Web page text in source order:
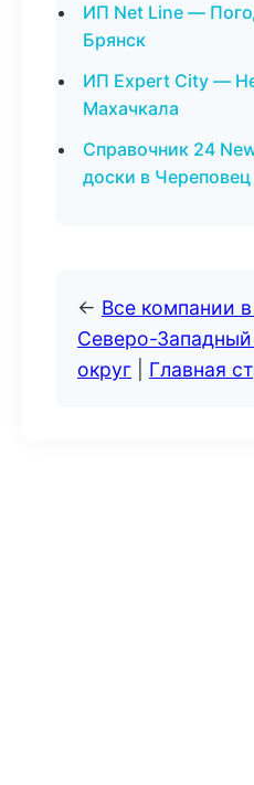
ИП Net Line —
Брянск
ИП Expert City —
Махачкала
Справочник 24
доски в Череповец
← Все компании
Северо-
округ
Главная